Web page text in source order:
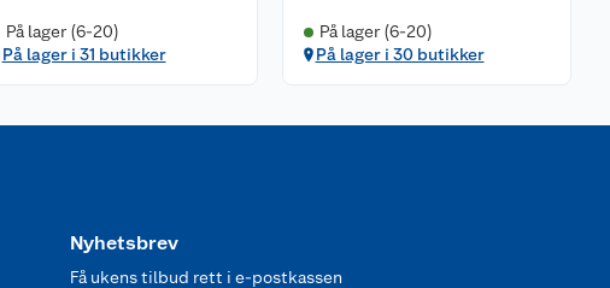
På lager (6-20)
På lager i 31 butikker
På lager (6-20)
På lager i 30 butikker
Nyhetsbrev
Få ukens tilbud rett i e-postkassen